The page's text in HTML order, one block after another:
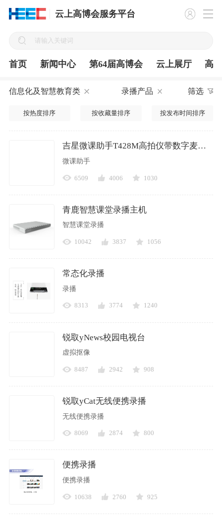
云上高博会服务平台
首页 新闻中心 第64届高博会 云上展厅 高
信息化及智慧教育类 录播产品 筛选
按热度排序 按收藏量排序 按发布时间排序
吉星微课助手T428M高拍仪带数字麦克风
微课助手
6509 4006 1030
青鹿智慧课堂录播主机
智慧课堂录播
10042 3837 1056
常态化录播
录播
8313 3774 1240
锐取yNews校园电视台
虚拟抠像
8487 2942 908
锐取yCat无线便携录播
无线便携录播
8069 2874 800
便携录播
便携录播
10638 2760 925